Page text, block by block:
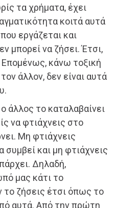
τα χρήματα, έχει
κοιτά αυτά
εργάζεται και
μπορεί να ζήσει. Έτσι,
Επομένως, κάνω τοξική
άλλον, δεν είναι αυτά
άλλος το καταλαβαίνει
να φτιάχνεις στο
Μη φτιάχνεις
συμβεί και μη φτιάχνεις
Δηλαδή,
μας κάτι το
το ζήσεις έτσι όπως το
αυτά. Από την πρώτη